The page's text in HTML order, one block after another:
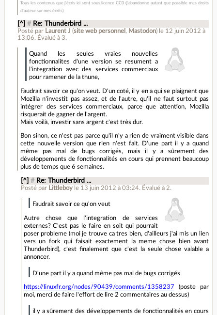
Tous les contenus que j'écris ici sont sous licence CC0 (j'abandonne autant que possible mes droits
d'auteur sur mes écrits)
[^] # Re: Thunderbird ...
Posté par Laurent J (site web personnel , Mastodon) le 12 juin 2012 à
13:06. Évalué à 3.
Quand les seules vraies nouvelles
fonctionnalites d'une version se resument a
l'integration avec des services commerciaux
pour ramener de la thune,
Faudrait savoir ce qu'on veut. D'un coté, il y en a qui se plaignent que
Mozilla n'investit pas assez, et de l'autre, qu'il ne faut surtout pas
intégrer des services commerciaux, parce que attention, Mozilla
risquerait de gagner de l'argent.
Mais voilà, investir sans argent c'est très dur.
Bon sinon, ce n'est pas parce qu'il n'y a rien de vraiment visible dans
cette nouvelle version que rien n'est fait. D'une part il y a quand
même pas mal de bugs corrigés, mais il y a sûrement des
développements de fonctionnalités en cours qui prennent beaucoup
plus de temps que 6 semaines.
[^] # Re: Thunderbird ...
Posté par Littleboy le 13 juin 2012 à 03:24. Évalué à 2.
Faudrait savoir ce qu'on veut
Autre chose que l'integration de services
externes? C'est pas le faire en soit qui pourrait
poser probleme (moi je trouve ca tres bien, d'ailleurs j'ai mis un lien
vers un fork qui faisait exactement la meme chose bien avant
Thunderbird), c'est finalement que c'est la seule chose valable a
annoncer.
D'une part il y a quand même pas mal de bugs corrigés
https://linuxfr.org/nodes/90439/comments/1358237 (poste par
moi, merci de faire l'effort de lire 2 commentaires au dessus)
il y a sûrement des développements de fonctionnalités en cours